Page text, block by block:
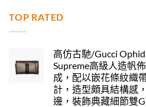
TOP RATED
高仿古馳/Gucci
Supreme高級人造帆
成，配以嵌花條紋織
計，造型頗具結構感
邊，裝飾典藏細節雙